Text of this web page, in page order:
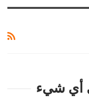
أي شيء